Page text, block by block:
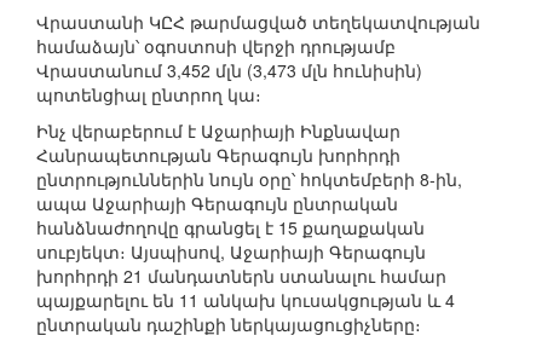
Վրաստանի ԿԸՀ թարմացված տեղեկատվության
համաձայն՝ օգոստոսի վերջի դրությամբ
Վրաստանում 3,452 մլն (3,473 մլն հունիսին)
պոտենցիալ ընտրող կա։
Ինչ վերաբերում է Աջարիայի Ինքնավար
Հանրապետության Գերագույն խորհրդի
ընտրություններին նույն օրը՝ հոկտեմբերի 8-ին,
ապա Աջարիայի Գերագույն ընտրական
հանձնաժողովը գրանցել է 15 քաղաքական
սուբյեկտ։ Այսպիսով, Աջարիայի Գերագույն
խորհրդի 21 մանդատներն ստանալու համար
պայքարելու են 11 անկախ կուսակցության և 4
ընտրական դաշինքի ներկայացուցիչները։